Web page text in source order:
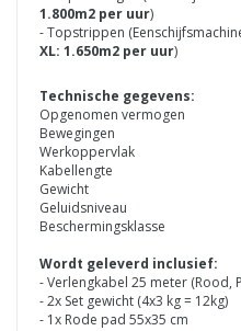
1.800m2 per uur)
- Topstrippen
XL: 1.650m2 per uur)
Technische gegevens:
Opgenomen vermogen
Bewegingen
Werkoppervlak
Kabellengte
Gewicht
Geluidsniveau
Beschermingsklasse
Wordt geleverd inclusief:
- Verlengkabel 25 meter (Rood,
- 2x Set gewicht (4x3 kg = 12kg)
- 1x Rode pad 55x35 cm